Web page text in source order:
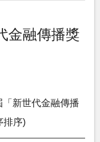
金融傳播獎
新世代金融傳播
排序)